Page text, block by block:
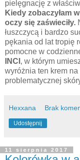
pielęgnację z
Kiedy zobaczyłam
oczy się zaświeciły.
łuszczycą i bardzo
pękania od lat tropię
pomocne w
INCI , w którym
wyróżnia ten krem
problematycznej
Hexxana Brak
Udostępnij
11 sierpnia 2017